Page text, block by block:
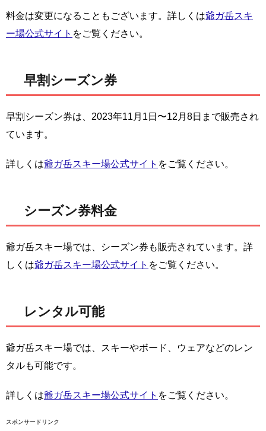
料金は変更になることもございます。詳しくは爺ガ岳スキ
ー場公式サイト をご覧ください。
早割シーズン券
早割シーズン券は、2023年11月1日〜12月8日まで販売され
ています。
詳しくは爺ガ岳スキー場公式サイト をご覧ください。
シーズン券料金
爺ガ岳スキー場では、シーズン券も販売されています。詳
しくは爺ガ岳スキー場公式サイト をご覧ください。
レンタル可能
爺ガ岳スキー場では、スキーやボード、ウェアなどのレン
タルも可能です。
詳しくは爺ガ岳スキー場公式サイト をご覧ください。
スポンサードリンク